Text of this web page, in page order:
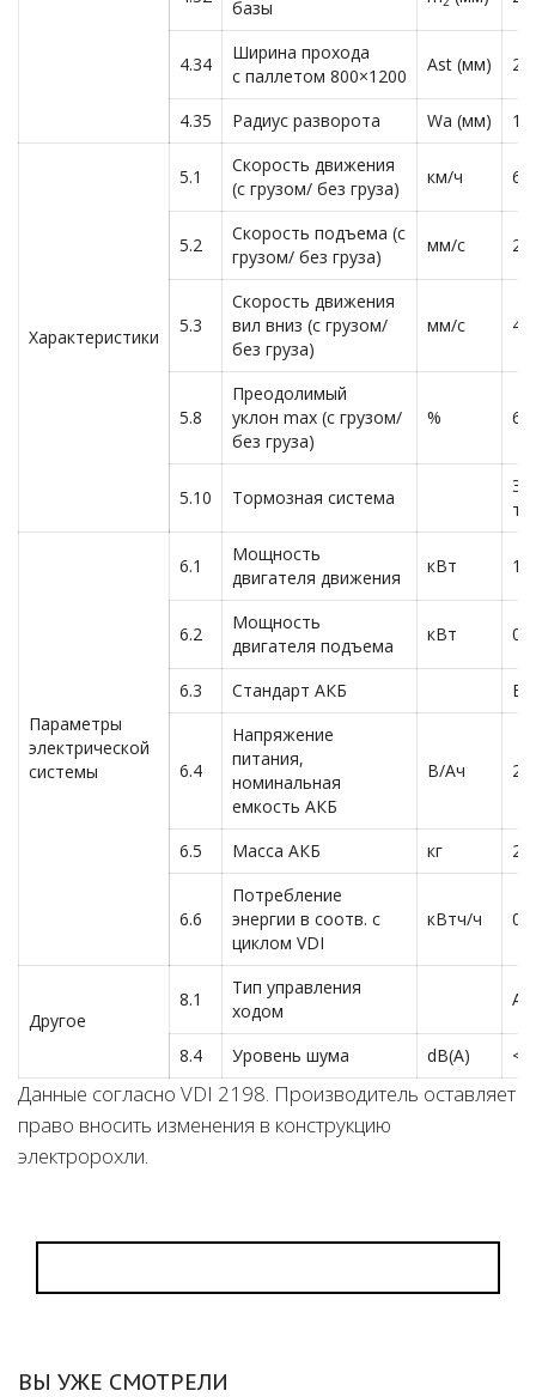
базы
4.34
Ширина прохода
с паллетом 800×1200
Ast (мм)
4.35 Радиус разворота Wa (мм)
Характеристики
5.1
Скорость движения
(с грузом/ без груза)
км/ч
5.2
Скорость подъема (с
грузом/ без груза)
мм/с
5.3
Скорость движения
вил вниз (с грузом/
без груза)
мм/с
5.8
Преодолимый
уклон max (с грузом/
без груза)
% 6/
5.10 Тормозная система
Параметры
электрической
системы
6.1
Мощность
двигателя движения
кВт 1.3
6.2
Мощность
двигателя подъема
кВт 0.8
6.3 Стандарт АКБ B,
6.4
Напряжение
питания,
номинальная
емкость АКБ
В/Ач
6.5 Масса АКБ кг
6.6
Потребление
энергии в соотв. с
циклом VDI
кВтч/ч
Другое
8.1
Тип управления
ходом
8.4 Уровень шума dB(A)
Данные согласно VDI 2198. Производитель оставляет
право вносить изменения в конструкцию
электророхли.
ВЫ УЖЕ СМОТРЕЛИ